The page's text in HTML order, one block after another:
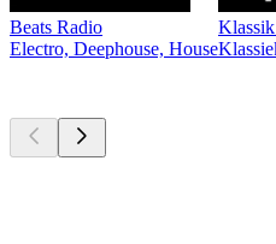
Beats Radio
Electro, Deephouse, House